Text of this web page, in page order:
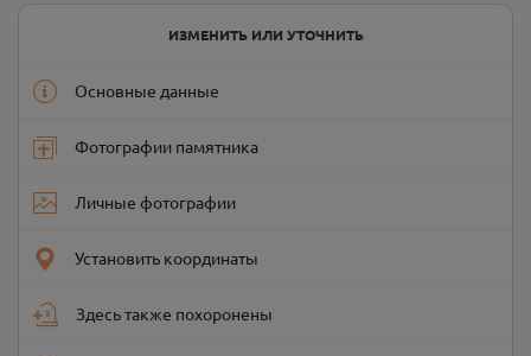
ИЗМЕНИТЬ ИЛИ УТОЧНИТЬ
Основные данные
Фотографии памятника
Личные фотографии
Установить координаты
Здесь также похоронены